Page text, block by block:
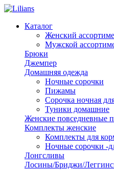
Каталог
Женский
Мужской
Брюки
Джемпер
Домашняя одежда
Ночные сорочки
Пижамы
Сорочка ночная
Туники домашние
Женские повседневные
Комплекты женские
Комплекты для
Ночные сорочки -
Лонгсливы
Лосины/Бриджи/